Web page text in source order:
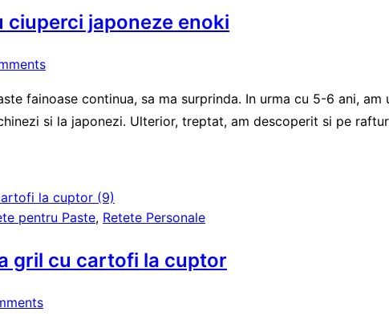
ciuperci japoneze enoki
fainoase continua, sa ma surprinda. In urma cu 5-6 ani,
si la japonezi. Ulterior, treptat, am descoperit si pe
pentru Paste, Retete Personale
gril cu cartofi la cuptor